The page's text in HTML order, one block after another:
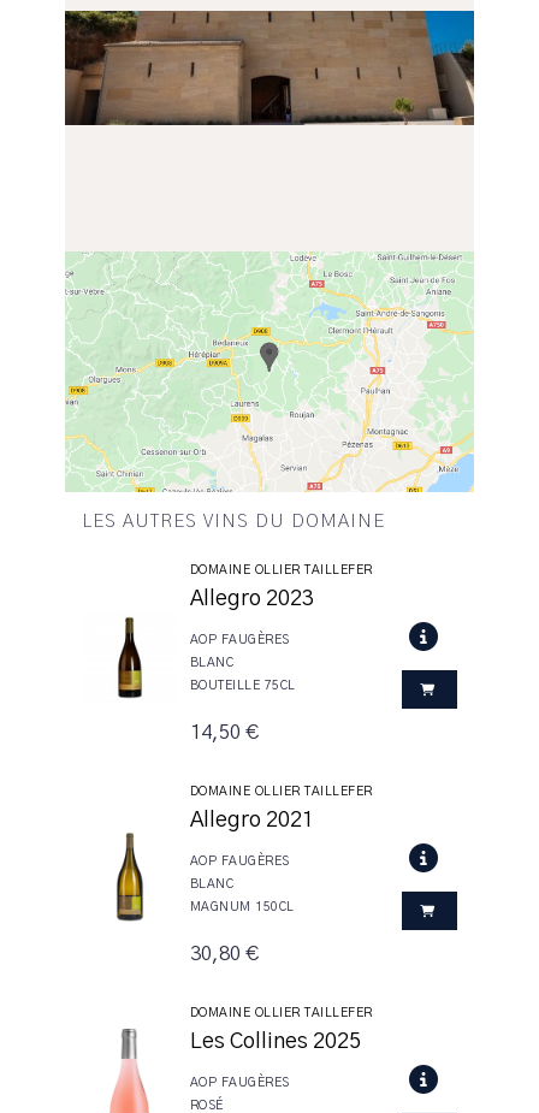
LES AUTRES VINS DU DOMAINE
DOMAINE OLLIER TAILLEFER
Allegro 2023
AOP FAUGÈRES
BLANC
BOUTEILLE 75CL
14,50 €
DOMAINE OLLIER TAILLEFER
Allegro 2021
AOP FAUGÈRES
BLANC
MAGNUM 150CL
30,80 €
DOMAINE OLLIER TAILLEFER
Les Collines 2025
AOP FAUGÈRES
ROSÉ